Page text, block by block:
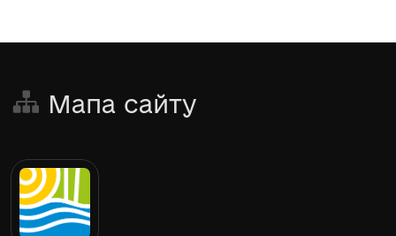
Мапа сайту